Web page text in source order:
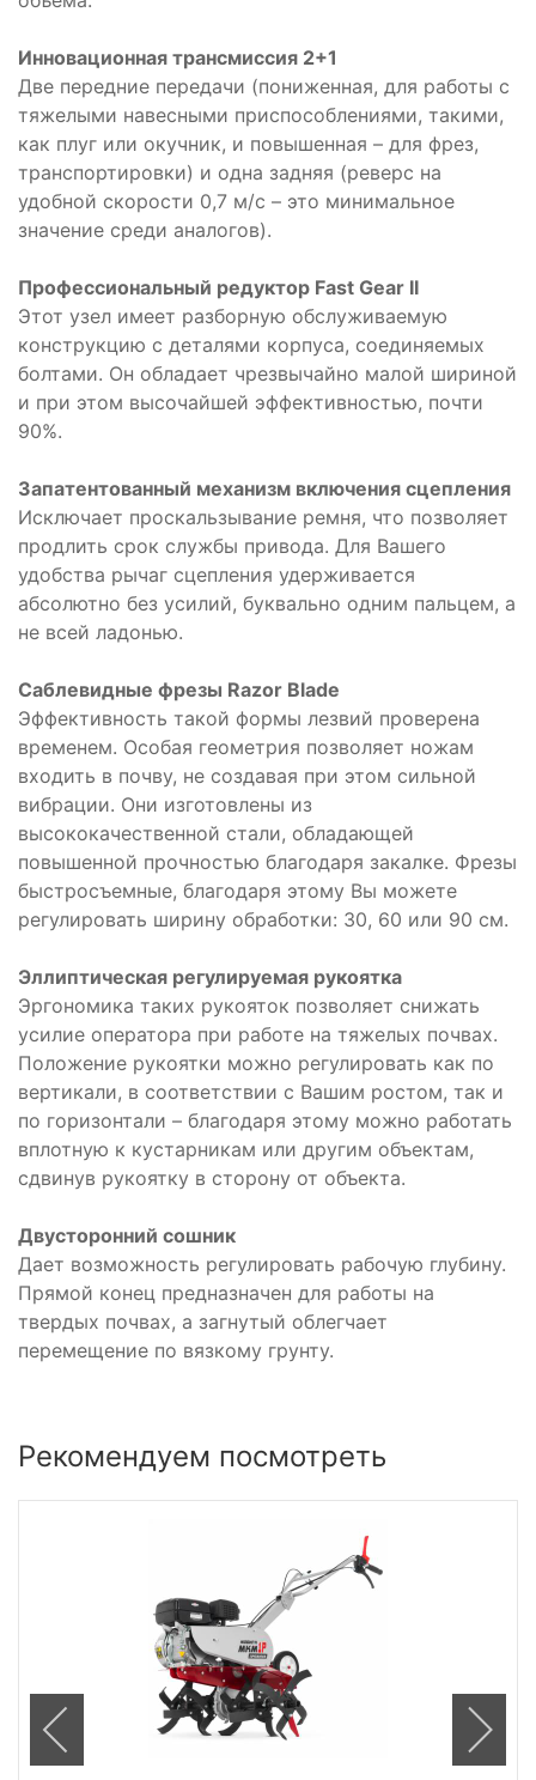
Инновационная трансмиссия 2+1
Две передние передачи (пониженная, для работы с
тяжелыми навесными приспособлениями, такими,
как плуг или окучник, и повышенная – для фрез,
транспортировки) и одна задняя (реверс на
удобной скорости 0,7 м/с – это минимальное
значение среди аналогов).
Профессиональный редуктор Fast Gear II
Этот узел имеет разборную обслуживаемую
конструкцию с деталями корпуса, соединяемых
болтами. Он обладает чрезвычайно малой шириной
и при этом высочайшей эффективностью, почти
90%.
Запатентованный механизм включения сцепления
Исключает проскальзывание ремня, что позволяет
продлить срок службы привода. Для Вашего
удобства рычаг сцепления удерживается
абсолютно без усилий, буквально одним пальцем, а
не всей ладонью.
Саблевидные фрезы Razor Blade
Эффективность такой формы лезвий проверена
временем. Особая геометрия позволяет ножам
входить в почву, не создавая при этом сильной
вибрации. Они изготовлены из
высококачественной стали, обладающей
повышенной прочностью благодаря закалке. Фрезы
быстросъемные, благодаря этому Вы можете
регулировать ширину обработки: 30, 60 или 90 см.
Эллиптическая регулируемая рукоятка
Эргономика таких рукояток позволяет снижать
усилие оператора при работе на тяжелых почвах.
Положение рукоятки можно регулировать как по
вертикали, в соответствии с Вашим ростом, так и
по горизонтали – благодаря этому можно работать
вплотную к кустарникам или другим объектам,
сдвинув рукоятку в сторону от объекта.
Двусторонний сошник
Дает возможность регулировать рабочую глубину.
Прямой конец предназначен для работы на
твердых почвах, а загнутый облегчает
перемещение по вязкому грунту.
Рекомендуем посмотреть